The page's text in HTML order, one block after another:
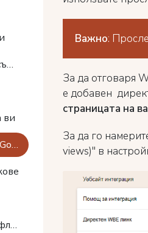
WBE - Персонализация на съдържанието
ви
WBE - Тракинг скриптове (Google Analytics)
Създаване на кодове за Инфлуенсъри и проследяване на резервациите
Важно:
За да отговаря
е добавен
страницата на
За да гo
views)" в